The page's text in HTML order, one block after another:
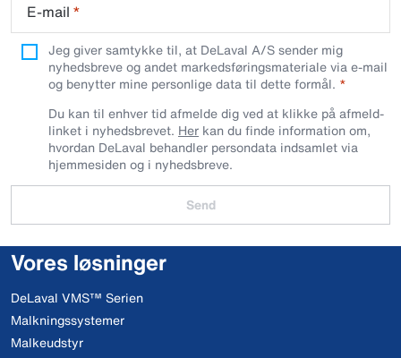
E-mail *
Jeg giver samtykke til, at DeLaval A/S sender mig
nyhedsbreve og andet markedsføringsmateriale via e-mail
og benytter mine personlige data til dette formål.
Du kan til enhver tid afmelde dig ved at klikke på afmeld-
linket i nyhedsbrevet. Her kan du finde information om,
hvordan DeLaval behandler persondata indsamlet via
hjemmesiden og i nyhedsbreve.
Send
Vores løsninger
DeLaval VMS™ Serien
Malkningssystemer
Malkeudstyr